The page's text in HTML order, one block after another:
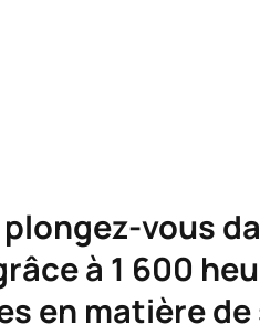
vous
à 1 600
en matière